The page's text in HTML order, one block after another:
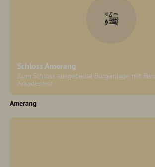
Schloss Amerang
Zum Schloss ausgebaute Burganlage mit
Arkadenhof
Amerang